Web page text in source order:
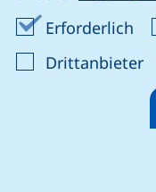
Erforderlich
Drittanbieter:
Datenschutz
Erklärung zur